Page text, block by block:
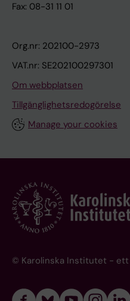
Fax: 08-31 11 01
Org.nr: 202100-2973
VAT.nr: SE202100297301
Om webbplatsen
Tillgänglighetsredogörelse
Manage your cookies
© Karolinska Institutet -